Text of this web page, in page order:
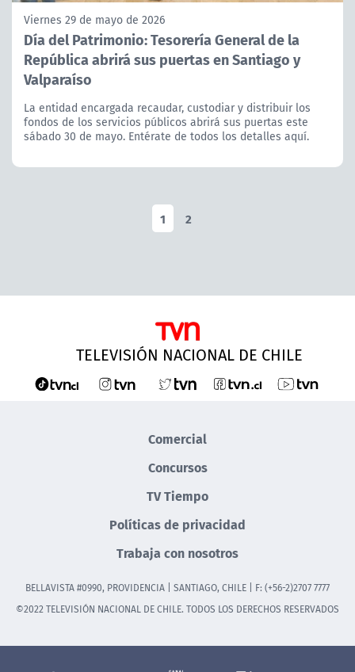
Viernes 29 de mayo de 2026
Día del Patrimonio: Tesorería General de la
República abrirá sus puertas en Santiago y
Valparaíso
La entidad encargada recaudar, custodiar y distribuir los
fondos de los servicios públicos abrirá sus puertas este
sábado 30 de mayo. Entérate de todos los detalles aquí.
1 2
TELEVISIÓN NACIONAL DE CHILE
Comercial
Concursos
TV Tiempo
Políticas de privacidad
Trabaja con nosotros
BELLAVISTA #0990, PROVIDENCIA | SANTIAGO, CHILE | F: (+56-2)2707 7777
©2022 TELEVISIÓN NACIONAL DE CHILE. TODOS LOS DERECHOS RESERVADOS